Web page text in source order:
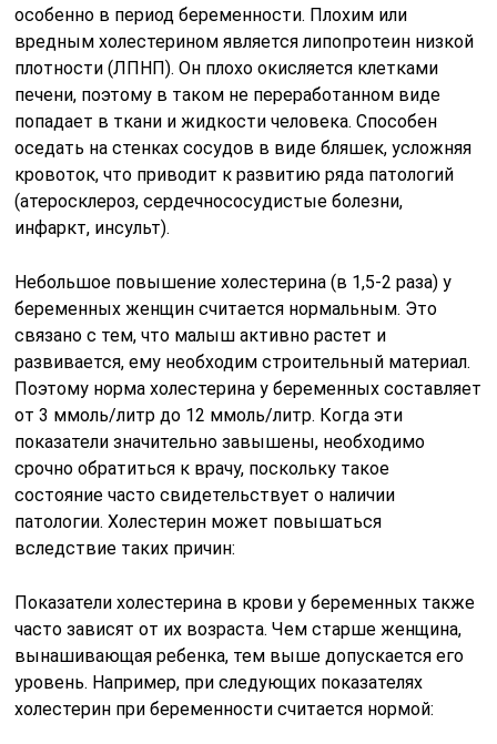
особенно в период беременности. Плохим или
вредным холестерином является липопротеин низкой
плотности (ЛПНП). Он плохо окисляется клетками
печени, поэтому в таком не переработанном виде
попадает в ткани и жидкости человека. Способен
оседать на стенках сосудов в виде бляшек, усложняя
кровоток, что приводит к развитию ряда патологий
(атеросклероз, сердечнососудистые болезни,
инфаркт, инсульт).
Небольшое повышение холестерина (в 1,5-2 раза) у
беременных женщин считается нормальным. Это
связано с тем, что малыш активно растет и
развивается, ему необходим строительный материал.
Поэтому норма холестерина у беременных составляет
от 3 ммоль/литр до 12 ммоль/литр. Когда эти
показатели значительно завышены, необходимо
срочно обратиться к врачу, поскольку такое
состояние часто свидетельствует о наличии
патологии. Холестерин может повышаться
вследствие таких причин:
Показатели холестерина в крови у беременных также
часто зависят от их возраста. Чем старше женщина,
вынашивающая ребенка, тем выше допускается его
уровень. Например, при следующих показателях
холестерин при беременности считается нормой: